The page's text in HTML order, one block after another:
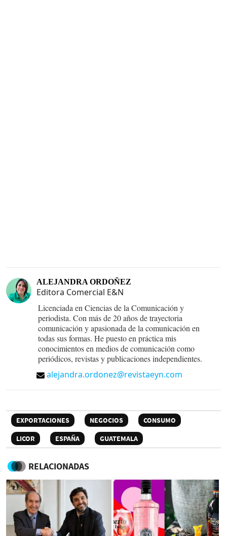
ALEJANDRA ORDOÑEZ
Editora Comercial E&N
Licenciada en Ciencias de la Comunicación y
periodista. Con más de 20 años de trayectoria
comunicación y apasionada de la comunicación en
todas sus formas. He puesto en práctica mis
conocimientos en medios de comunicación como
periódicos, revistas y publicaciones independientes.
alejandra.ordonez@revistaeyn.com
EXPORTACIONES NEGOCIOS
CONSUMO
LICOR
ESPAÑA GUATEMALA
RELACIONADAS